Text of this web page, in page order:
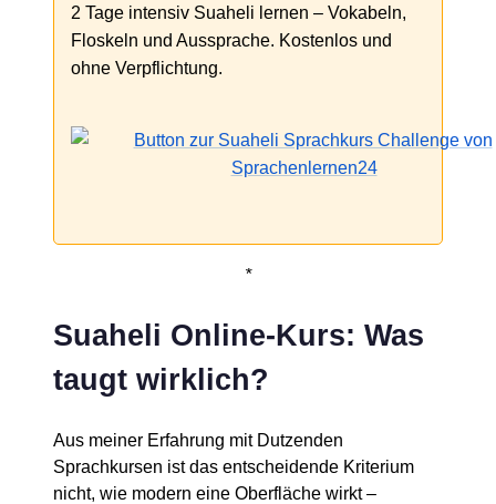
2 Tage intensiv Suaheli lernen – Vokabeln,
Floskeln und Aussprache. Kostenlos und
ohne Verpflichtung.
*
Suaheli Online-Kurs: Was
taugt wirklich?
Aus meiner Erfahrung mit Dutzenden
Sprachkursen ist das entscheidende Kriterium
nicht, wie modern eine Oberfläche wirkt –